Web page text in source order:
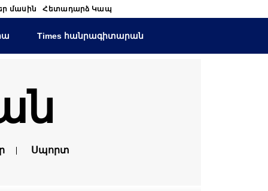
մասին Հետադարձ Կապ
Times հանրագիտարան
Սպորտ